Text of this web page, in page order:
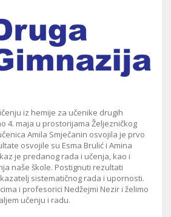
iz hemije za učenike drugih
4. maja u prostorijama Željezničkog
Amila Smječanin osvojila je prvo
osvojile su Esma Brulić i Amina
je predanog rada i učenja, kao i
naše škole. Postignuti rezultati
sistematičnog rada i upornosti.
i profesorici Nedžejmi Nezir i želimo
učenju i radu.